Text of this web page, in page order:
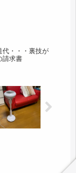
代・・・裏技が
請求書